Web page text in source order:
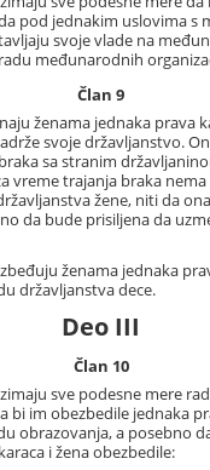
pod jednakim uslovima s
svoje vlade na
međunarodnih
Član 9
ženama jednaka prava
svoje državljanstvo.
sa stranim
vreme trajanja braka
žene, niti da
da bude prisiljena da
ženama jednaka
državljanstva dece.
Deo III
Član 10
sve podesne mere
bi im obezbedile jednaka
obrazovanja, a posebno
i žena obezbedile: